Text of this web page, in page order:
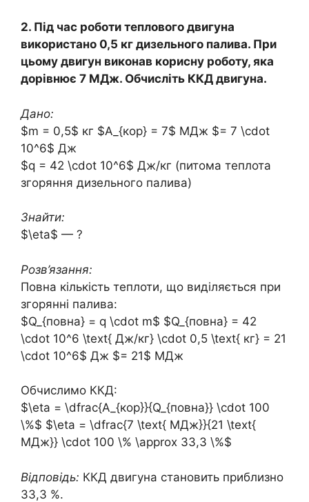
2. Під час роботи теплового двигуна
використано 0,5 кг дизельного палива. При
цьому двигун виконав корисну роботу, яка
дорівнює 7 МДж. Обчисліть ККД двигуна.
Дано:
$m = 0,5$ кг $A_{кор} = 7$ МДж $= 7 \cdot
10^6$ Дж
$q = 42 \cdot 10^6$ Дж/кг (питома теплота
згоряння дизельного палива)
Знайти:
$\eta$ — ?
Розв’язання:
Повна кількість теплоти, що виділяється при
згорянні палива:
$Q_{повна} = q \cdot m$ $Q_{повна} = 42
\cdot 10^6 \text{ Дж/кг} \cdot 0,5 \text{ кг} = 21
\cdot 10^6$ Дж $= 21$ МДж
Обчислимо ККД:
$\eta = \dfrac{A_{кор}}{Q_{повна}} \cdot 100
\%$ $\eta = \dfrac{7 \text{ МДж}}{21 \text{
МДж}} \cdot 100 \% \approx 33,3 \%$
Відповідь: ККД двигуна становить приблизно
33,3 %.